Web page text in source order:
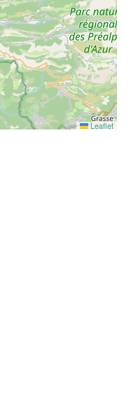
Leaflet